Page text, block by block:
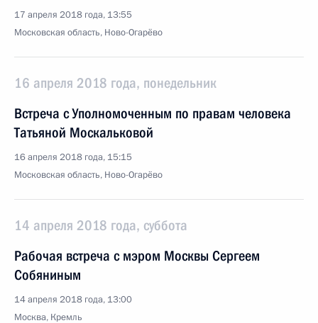
17 апреля 2018 года, 13:55
Московская область, Ново-Огарёво
16 апреля 2018 года, понедельник
Встреча с Уполномоченным по правам человека
Татьяной Москальковой
16 апреля 2018 года, 15:15
Московская область, Ново-Огарёво
14 апреля 2018 года, суббота
Рабочая встреча с мэром Москвы Сергеем
Собяниным
14 апреля 2018 года, 13:00
Москва, Кремль